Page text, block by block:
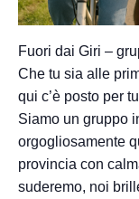
Fuori dai Giri –
Che tu sia alle
qui c’è posto per
Siamo un gruppo
orgogliosamente
provincia con
suderemo, noi